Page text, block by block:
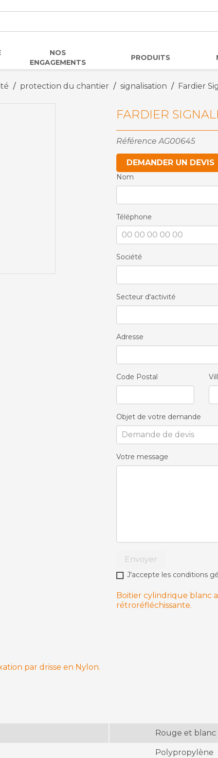
NOS
ENGAGEMENTS
PRODUITS
protection du chantier signalisation Fardier
FARDIER
Référence AG00645
DEMANDER UN DEVIS
Nom
Téléphone
Société
Secteur d'activité
Adresse
Code Postal
Objet de votre demande
Votre message
Envoyer
J'accepte les conditions
Boitier cylindrique blanc
rétroréfléchissante.
par drisse en Nylon.
Rouge et blanc
Polypropylène